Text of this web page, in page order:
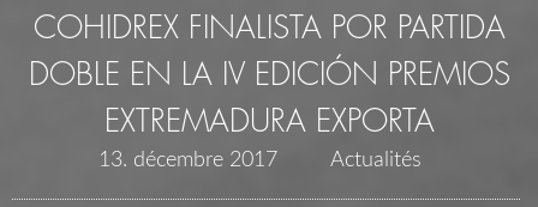
COHIDREX FINALISTA POR PARTIDA
DOBLE EN LA IV EDICIÓN PREMIOS
EXTREMADURA EXPORTA
13. décembre 2017 Actualités